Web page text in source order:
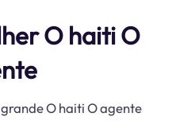
O haiti O
O haiti O agente